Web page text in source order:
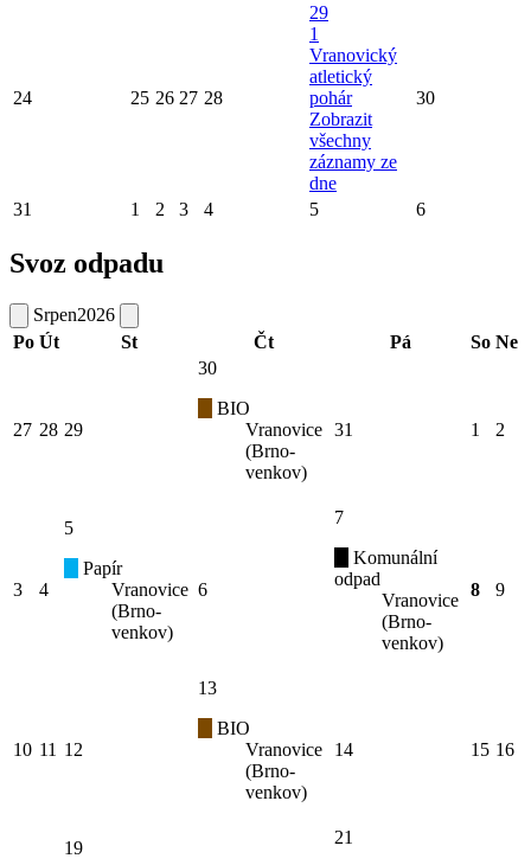
24 25 26 27 28
29
1
Vranovický
atletický
pohár
Zobrazit
všechny
záznamy ze
dne
30
31 1 2 3 4 5 6
Svoz odpadu
Srpen2026
Po Út St Čt Pá So Ne
27 28 29
30
BIO
Vranovice
(Brno-
venkov)
31 1 2
3 4
5
Papír
Vranovice
(Brno-
venkov)
6
7
Komunální
odpad
Vranovice
(Brno-
venkov)
8 9
10 11 12
13
BIO
Vranovice
(Brno-
venkov)
14 15 16
19
21